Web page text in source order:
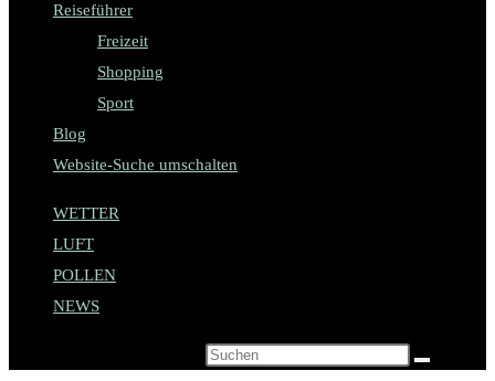
Reiseführer
Freizeit
Shopping
Sport
Blog
Website-Suche umschalten
WETTER
LUFT
POLLEN
NEWS